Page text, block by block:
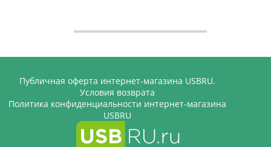
Публичная оферта интернет-магазина USBRU.
Условия возврата
Политика конфиденциальности интернет-магазина
USBRU